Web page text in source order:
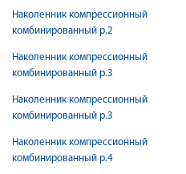
Наколенник компрессионный
комбинированный р.2
Наколенник компрессионный
комбинированный р.3
Наколенник компрессионный
комбинированный р.3
Наколенник компрессионный
комбинированный р.4